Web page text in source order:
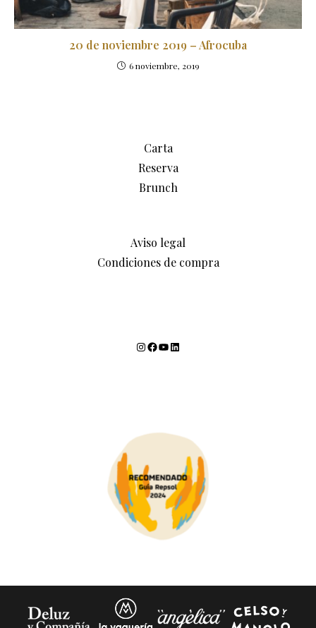
20 de noviembre 2019 – Afrocuba
6 noviembre, 2019
Carta
Reserva
Brunch
Aviso legal
Condiciones de compra
Instagram Facebook YouTube LinkedIn